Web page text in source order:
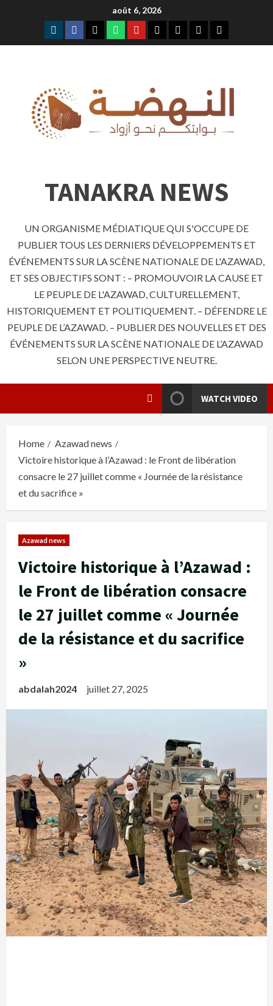
août 6, 2026
telegramfacebook
x whatsapyoutube
TANAKRA NEWS
UN ORGANISME MÉDIATIQUE QUI S'OCCUPE DE
PUBLIER TOUS LES DERNIERS DÉVELOPPEMENTS ET
ÉVÉNEMENTS SUR LA SCÈNE NATIONALE DE L'AZAWAD,
ET SES OBJECTIFS SONT : – PROMOUVOIR LA CAUSE ET
LE PEUPLE DE L'AZAWAD, CULTURELLEMENT,
HISTORIQUEMENT ET POLITIQUEMENT. – DÉFENDRE LE
PEUPLE DE L’AZAWAD. – PUBLIER DES NOUVELLES ET DES
ÉVÉNEMENTS SUR LA SCÈNE NATIONALE DE L’AZAWAD
SELON UNE PERSPECTIVE NEUTRE.
WATCH VIDEO
Home
Azawad news
Victoire historique à l’Azawad : le Front de libération
consacre le 27 juillet comme « Journée de la résistance
et du sacrifice »
Azawad news
Victoire historique à l’Azawad :
le Front de libération consacre
le 27 juillet comme « Journée
de la résistance et du sacrifice
»
abdalah2024 juillet 27, 2025